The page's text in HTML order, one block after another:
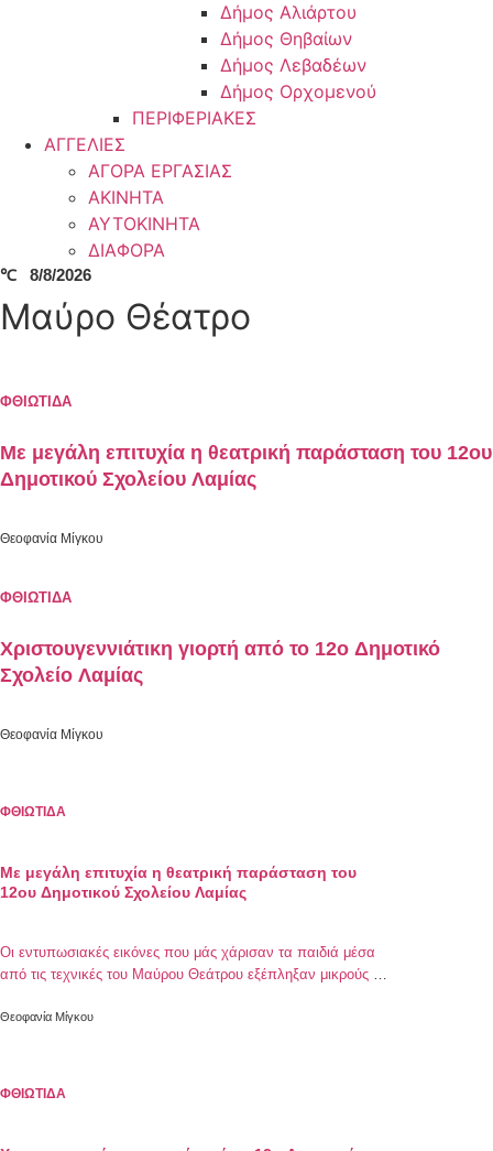
Δήμος Αλιάρτου
Δήμος Θηβαίων
Δήμος Λεβαδέων
Δήμος Ορχομενού
ΠΕΡΙΦΕΡΙΑΚΕΣ
ΑΓΓΕΛΙΕΣ
ΑΓΟΡΑ ΕΡΓΑΣΙΑΣ
ΑΚΙΝΗΤΑ
ΑΥΤΟΚΙΝΗΤΑ
ΔΙΑΦΟΡΑ
℃ 8/8/2026
Μαύρο Θέατρο
ΦΘΙΩΤΙΔΑ
Mε μεγάλη επιτυχία η θεατρική παράσταση του 12ου
Δημοτικού Σχολείου Λαμίας
Θεοφανία Μίγκου
ΦΘΙΩΤΙΔΑ
Χριστουγεννιάτικη γιορτή από το 12ο Δημοτικό
Σχολείο Λαμίας
Θεοφανία Μίγκου
ΦΘΙΩΤΙΔΑ
Mε μεγάλη επιτυχία η θεατρική παράσταση του
12ου Δημοτικού Σχολείου Λαμίας
Οι εντυπωσιακές εικόνες που μάς χάρισαν τα παιδιά μέσα
από τις τεχνικές του Μαύρου Θεάτρου εξέπληξαν μικρούς και
Θεοφανία Μίγκου
ΦΘΙΩΤΙΔΑ